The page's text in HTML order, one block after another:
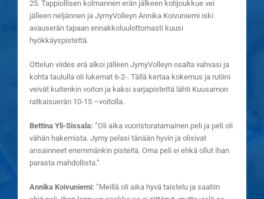
25. Tappiollisen kolmannen erän jälkeen kotijoukkue vei
jälleen neljännen ja JymyVolleyn Annika Koivuniemi iski
avauserän tapaan ennakkoluulottomasti kuusi
hyökkäyspistettä.
Ottelun viides erä alkoi jälleen JymyVolleyn osalta vahvasi ja
kohta taululla oli lukemat 6-2-. Tällä kertaa kokemus ja rutiini
veivät kuitenkin voiton ja kaksi sarjapistettä lähti Kuusamon
ratkaisuerän 10-15 –voitolla.
Bettina Yli-Sissala: ”Oli aika vuoristoratamainen peli ja peli oli
vähän hakemista. Jymy pelasi tänään hyvin ja olisivat
ansainneet enemmänkin pisteitä. Oma peli ei ehkä ollut ihan
parasta mahdollista.”
Annika Koivuniemi: ”Meillä oli aika hyvä taistelu ja saatiin